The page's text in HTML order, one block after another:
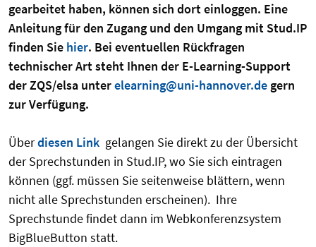
gearbeitet haben, können sich dort einloggen. Eine
Anleitung für den Zugang und den Umgang mit Stud.IP
finden Sie hier. Bei eventuellen Rückfragen
technischer Art steht Ihnen der E-Learning-Support
der ZQS/elsa unterelearning@uni-hannover.de gern
zur Verfügung.
Überdiesen Link gelangen Sie direkt zu der Übersicht
der Sprechstunden in Stud.IP, wo Sie sich eintragen
können (ggf. müssen Sie seitenweise blättern, wenn
nicht alle Sprechstunden erscheinen). Ihre
Sprechstunde findet dann im Webkonferenzsystem
BigBlueButton statt.